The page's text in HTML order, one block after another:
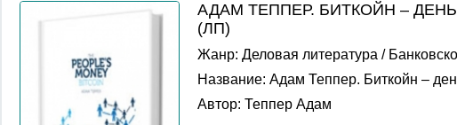
АДАМ ТЕППЕР. БИТКОЙН –
(ЛП)
Жанр: Деловая литература /
Название: Адам Теппер. Биткойн –
Автор: Теппер Адам